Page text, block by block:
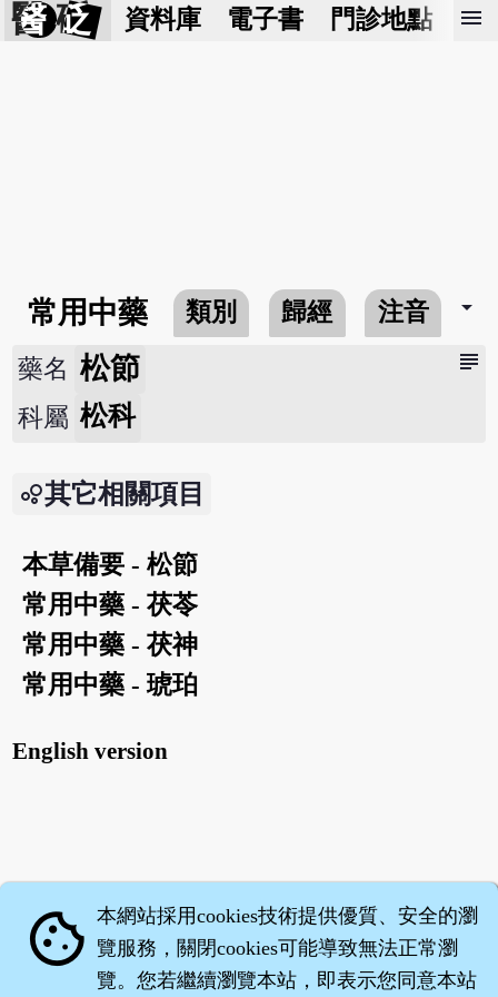
醫 砭 資料庫 電子書 門診地點 預
menu
常用中藥 類別 歸經 注音 arrow_drop_down
subject
藥名 松節
科屬 松科
其它相關項目
本草備要 - 松節
常用中藥 - 茯苓
常用中藥 - 茯神
常用中藥 - 琥珀
English version
cookie 本網站採用cookies技術提供優質、安全的瀏
覽服務，關閉cookies可能導致無法正常瀏
覽。您若繼續瀏覽本站，即表示您同意本站